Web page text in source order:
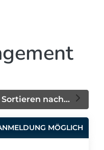
Sortieren nach...
MÖGLICH